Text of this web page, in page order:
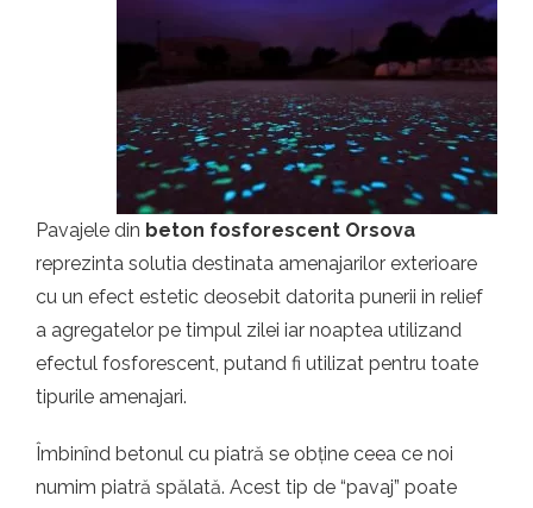
Pavajele din beton fosforescent Orsova
reprezinta solutia destinata amenajarilor exterioare
cu un efect estetic deosebit datorita punerii in relief
a agregatelor pe timpul zilei iar noaptea utilizand
efectul fosforescent, putand fi utilizat pentru toate
tipurile amenajari.
Îmbinînd betonul cu piatră se obține ceea ce noi
numim piatră spălată. Acest tip de “pavaj” poate